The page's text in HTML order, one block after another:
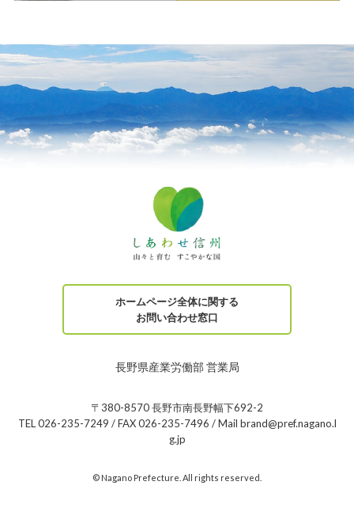
ホームページ全体に関する
お問い合わせ窓口
長野県産業労働部 営業局
〒380-8570 長野市南長野幅下692-2
TEL 026-235-7249 / FAX 026-235-7496 / Mail brand@pref.nagano.l
g.jp
© Nagano Prefecture. All rights reserved.